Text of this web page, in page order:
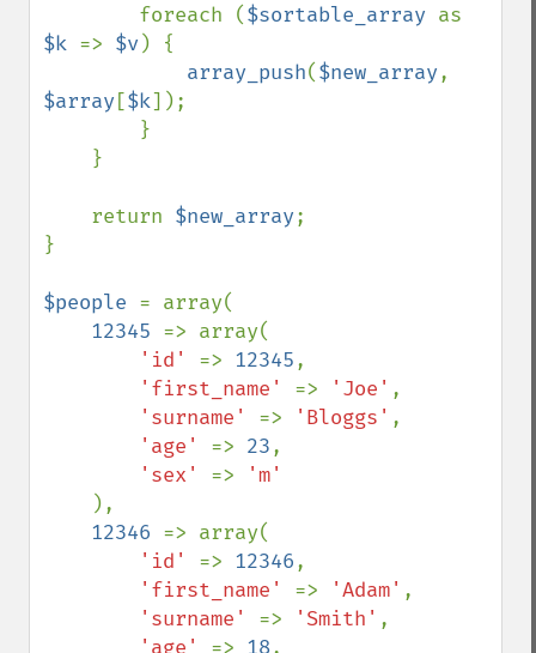
        foreach (
$sortable_array
$k => $v) {
array_push($new_array
$array [$k]);
    return
$new_array;
}
$people = array(
12345 => array(
'id' => 12345,
'first_name' => 'Joe' ,
'surname' => 'Bloggs' ,
'age' => 23,
'sex' =>
'm'
),
12346 => array(
'id' => 12346,
'first_name' => 'Adam' ,
'surname' => 'Smith' ,
'age' => 18,